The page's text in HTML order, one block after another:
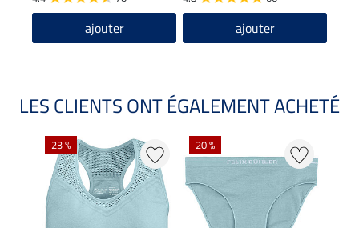
ajouter ajouter
LES CLIENTS ONT ÉGALEMENT ACHETÉ
23 % 20 %